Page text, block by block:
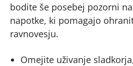
bodite še posebej pozorni
napotke, ki pomagajo
ravnovesju.
Omejite uživanje